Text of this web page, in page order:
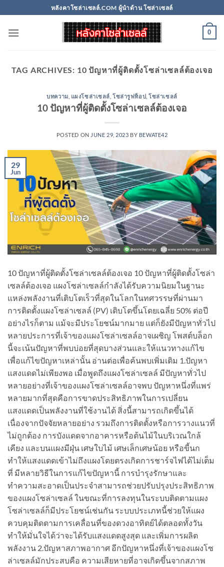
to
content
หลังคาโซล่าเซลล์.COM ผู้นำด้าน โซล่าเซลล์
0
TAG ARCHIVES: 10 ปัญหาที่ผู้ติดตั้งโซล่าเซลล์ต้องเจอ
บทความ แผงโซล่าเซลล์ ,โซล่ารูฟท็อป ,โซล่าเซลล์
10 ปัญหาที่ผู้ติดตั้งโซล่าเซลล์ต้องเจอ
POSTED ON JUNE 29, 2023 BY BEWATE42
29
Jun
10 ปัญหาที่ผู้ติดตั้งโซล่าเซลล์ต้องเจอ 10 ปัญหาที่ผู้ติดตั้งโซล่า
เซลล์ต้องเจอ แผงโซล่าเซลล์กำลังได้รับความนิยมในฐานะ
แหล่งพลังงานที่เติบโตเร็วที่สุดในโลกในทศวรรษที่ผ่านมา
การติดตั้งแผงโซล่าเซลล์ (PV) เติบโตขึ้นโดยเฉลี่ย 50% ต่อปี
อย่างไรก็ตาม แม้จะมีประโยชน์มากมาย แต่ก็ยังมีปัญหาทั่วไป
หลายประการที่เจ้าของแผงโซล่าเซลล์อาจเผชิญ โพสต์บล็อก
นี้จะเน้นปัญหาที่พบบ่อยที่สุดบางส่วนและให้แนวทางแก้ไข
เพื่อแก้ไขปัญหาเหล่านั้น อ่านต่อเพื่อค้นพบเพิ่มเติม 1.ปัญหา
แสงแดดไม่เพียงพอ เมื่อพูดถึงแผงโซล่าเซลล์ มีปัญหาทั่วไป
หลายอย่างที่เจ้าของแผงโซล่าเซลล์อาจพบ ปัญหาหนึ่งที่แพร่
หลายมากที่สุดคือการขาดประสิทธิภาพในการเปลี่ยน
แสงแดดเป็นพลังงานที่ใช้งานได้ สิ่งนี้สามารถเกิดขึ้นได้
เนื่องจากปัจจัยหลายอย่าง รวมถึงการติดตั้งหรือการวางแนวที่
ไม่ถูกต้อง การบังแดดจากอาคารหรือต้นไม้ในบริเวณใกล้
เคียง และบนแผงมีฝุ่น เศษใบไม้ เศษเล็กเศษน้อย หรือขี้นก
ทำให้แสงแดดเข้าไม่ถึงแผงโดยตรงเกิดการชาร์จไฟได้ไม่เต็ม
ที่ มีหลายวิธีในการแก้ไขปัญหานี้ การบำรุงรักษาและ
ทำความสะอาดเป็นประจำสามารถช่วยปรับปรุงประสิทธิภาพ
ของแผงโซล่าเซลล์ ในขณะที่การลงทุนในระบบติดตามแผง
โซล่าเซลล์ก็มีประโยชน์เช่นกัน ระบบประเภทนี้ช่วยให้แผง
ควบคุมติดตามการเคลื่อนที่ของดวงอาทิตย์ได้ตลอดทั้งวัน
ทำให้มั่นใจได้ว่าจะได้รับแสงแดดสูงสุด และเพิ่มการผลิต
พลังงาน 2.ปัญหาสภาพอากาศ อีกปัญหาหนึ่งที่เจ้าของแผงโซ
ล่าเซลล์มักประสบคือ ความเสียหายที่อาจเกิดขึ้นจากสภาพ